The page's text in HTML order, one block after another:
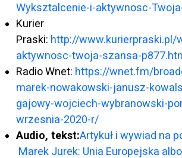
Wyksztalcenie-i-aktywnosc-
Kurier
Praski: http://www.kurierpraski.pl/
aktywnosc-twoja-szansa-
Radio Wnet: https://wnet.fm/
marek-nowakowski-janusz-
gajowy-wojciech-wybranowski-
wrzesnia-2020-r/
Audio, tekst:Artykuł i wywiad na
Marek Jurek: Unia Europejska